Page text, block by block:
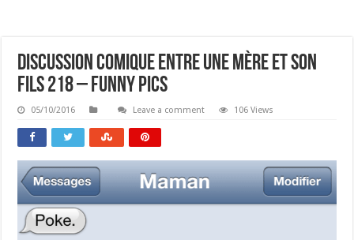
Discussion Comique Entre Une Mère Et Son
Fils 218 – Funny Pics
05/10/2016 Leave a comment 106 Views